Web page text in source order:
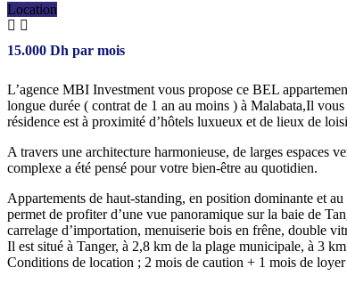
Location
15.000 Dh par mois
L’agence MBI Investment vous propose ce BEL
longue durée ( contrat de 1 an au moins ) à Malabata,Il
résidence est à proximité d’hôtels luxueux et de lieux de
A travers une architecture harmonieuse, de larges espaces
complexe a été pensé pour votre bien-être au quotidien.
Appartements de haut-standing, en position dominante et
permet de profiter d’une vue panoramique sur la baie de
carrelage d’importation, menuiserie bois en frêne, double
Il est situé à Tanger, à 2,8 km de la plage municipale, à 3
Conditions de location ; 2 mois de caution + 1 mois de